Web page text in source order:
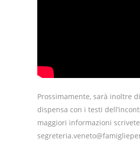
Prossimamente, sarà inoltre
dispensa con i testi
maggiori informazioni